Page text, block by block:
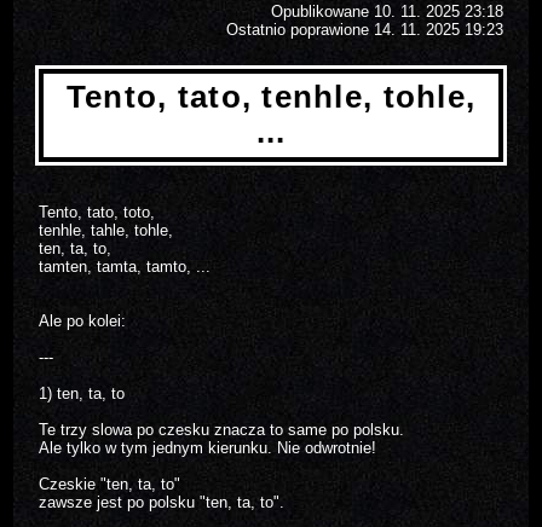
Opublikowane 10. 11. 2025 23:18
Ostatnio poprawione 14. 11. 2025 19:23
Tento, tato, tenhle, tohle,
...
Tento, tato, toto,
tenhle, tahle, tohle,
ten, ta, to,
tamten, tamta, tamto, ...
Ale po kolei:
---
1) ten, ta, to
Te trzy slowa po czesku znacza to same po polsku.
Ale tylko w tym jednym kierunku. Nie odwrotnie!
Czeskie "ten, ta, to"
zawsze jest po polsku "ten, ta, to".